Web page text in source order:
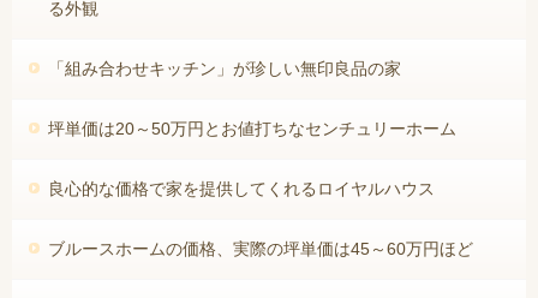
る外観
「組み合わせキッチン」が珍しい無印良品の家
坪単価は20～50万円とお値打ちなセンチュリーホーム
良心的な価格で家を提供してくれるロイヤルハウス
ブルースホームの価格、実際の坪単価は45～60万円ほど